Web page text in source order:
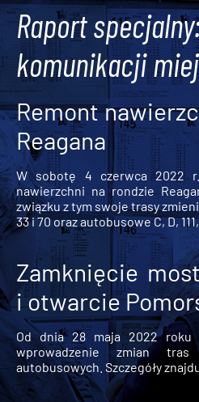
Raport
komunikacji
Remont
Reagana
W sobotę 4 czerwca 2022
nawierzchni na rondzie
związku z tym swoje trasy
33 i 70 oraz autobusowe C, D,
Zamknięcie
i otwarcie
Od dnia 28 maja 2022 roku
wprowadzenie zmian
autobusowych. Szczegóły